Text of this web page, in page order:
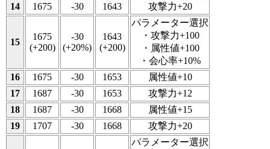
14
1675 -30 1643 攻撃力+20
15
1675
(+200)
-30
(+20%)
1643
(+200)
パラメーター選択
・攻撃力+100
・属性値+100
・会心率+10%
16
1675 -30 1653
属性値+10
17
1687 -30 1653
攻撃力+12
18
1687 -30 1668
属性値+15
19
1707 -30 1668
攻撃力+20
パラメーター選択